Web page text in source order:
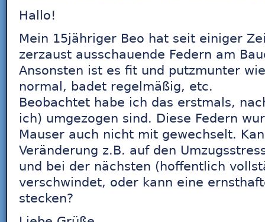
Hallo!
Mein 15jähriger Beo hat seit einiger
zerzaust ausschauende Federn am
Ansonsten ist es fit und putzmunter
normal, badet regelmäßig, etc.
Beobachtet habe ich das erstmals,
ich) umgezogen sind. Diese Federn
Mauser auch nicht mit gewechselt.
Veränderung z.B. auf den
und bei der nächsten (hoffentlich
verschwindet, oder kann eine
stecken?